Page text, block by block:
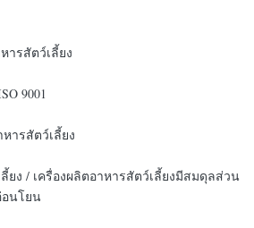
ารสัตว์เลี้ยง
9001
ารสัตว์เลี้ยง
ยง / เครื่องผลิตอาหารสัตว์เลี้ยงมีสมดุลส่วน
นโยน